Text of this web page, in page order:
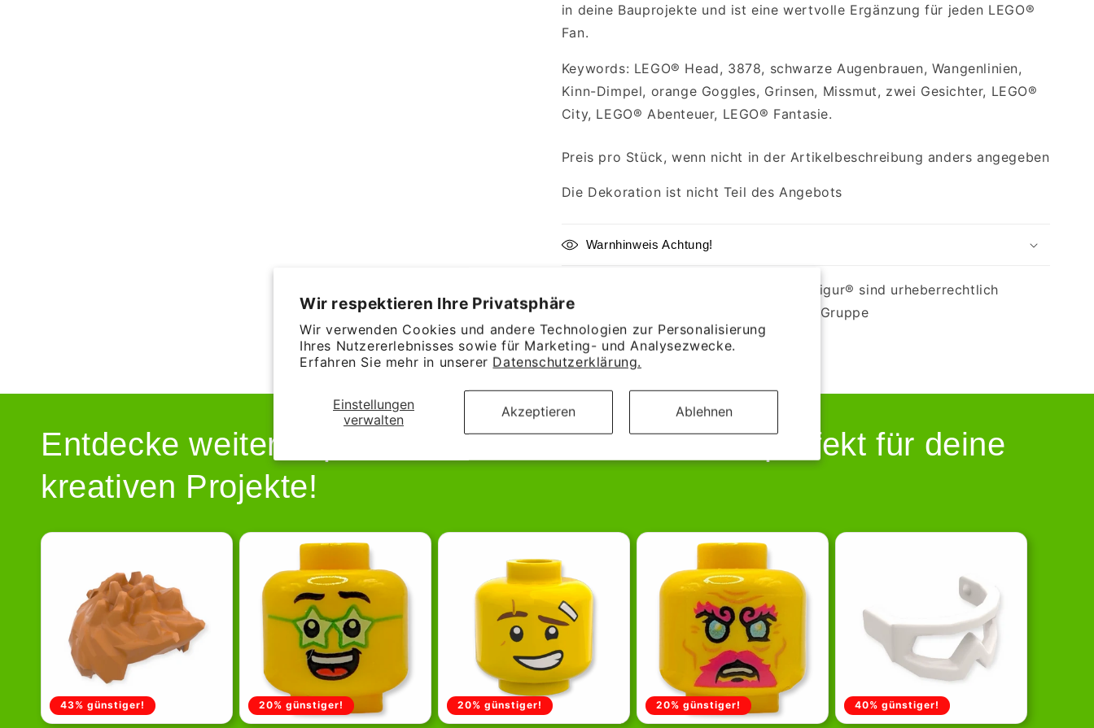
Wir respektieren Ihre Privatsphäre
Wir verwenden Cookies und andere Technologien zur Personalisierung
Ihres Nutzererlebnisses sowie für Marketing- und Analysezwecke.
Erfahren Sie mehr in unserer Datenschutzerklärung.
Einstellungen
verwalten
Akzeptieren Ablehnen
in deine Bauprojekte und ist eine wertvolle Ergänzung für jeden LEGO®
Fan.
Keywords: LEGO® Head, 3878, schwarze Augenbrauen, Wangenlinien,
Kinn-Dimpel, orange Goggles, Grinsen, Missmut, zwei Gesichter, LEGO®
City, LEGO® Abenteuer, LEGO® Fantasie.
Preis pro Stück, wenn nicht in der Artikelbeschreibung anders angegeben
Die Dekoration ist nicht Teil des Angebots
Warnhinweis Achtung!
LEGO®, das LEGO® Logo und die Minifigur® sind urheberrechtlich
geschützte Markenzeichen der LEGO® Gruppe
Weitersagen
Entdecke weitere spannende Klemmbausteine – perfekt für deine
kreativen Projekte!
43% günstiger! 20% günstiger! 20% günstiger! 20% günstiger! 40% günstiger!